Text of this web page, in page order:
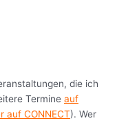
die ich
Termine auf
auf CONNECT). Wer